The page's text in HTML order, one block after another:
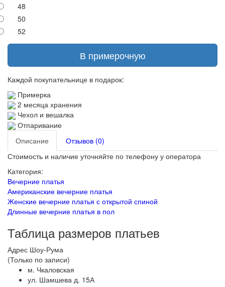
48
50
52
В примерочную
Каждой покупательнице в подарок:
Примерка
2 месяца хранения
Чехол и вешалка
Отпаривание
Описание
Отзывов (0)
Стоимость и наличие уточняйте по телефону у оператора
Категория:
Вечерние платья
Американские вечерние платья
Женские вечерние платья с открытой спиной
Длинные вечерние платья в пол
Таблица размеров платьев
Адрес Шоу-Рума
(Только по записи)
м. Чкаловская
ул. Шамшева д. 15А